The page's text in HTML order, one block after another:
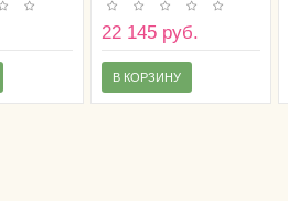
22 145 руб.
В КОРЗИНУ